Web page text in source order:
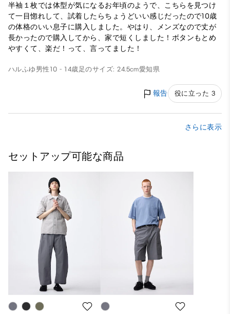
半袖１枚では体型が気になるお年頃のようで、こちらを見つけ
て一目惚れして、試着したらちょうどいい感じだったので10歳
の体格のいい息子に購入しました。やはり、メンズなので丈が
長かったので購入してから、家で短くしました！ボタンもとめ
やすくて、楽だ！って、言ってました！
ハルふゆ 男性 10 - 14歳 足のサイズ: 24.5cm愛知県
報告 役に立った 3
さらに表示
セットアップ可能な商品